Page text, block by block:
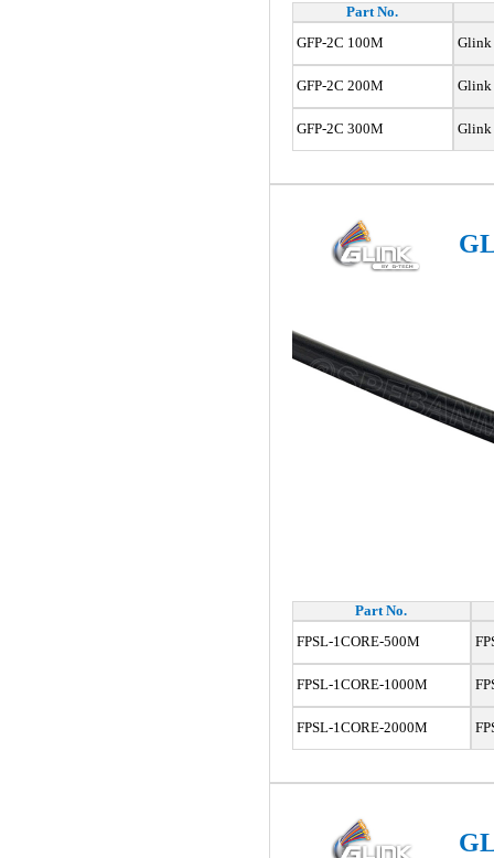
Part No.
GFP-2C 100M
Glink
GFP-2C 200M Glink
GFP-2C 300M Glink
Part No.
FPSL-1CORE-500M
FPSL-1CORE-1000M
FPSL-1CORE-2000M